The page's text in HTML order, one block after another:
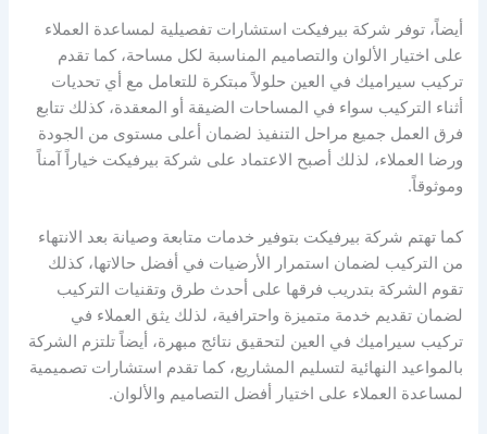
أيضاً، توفر شركة بيرفيكت استشارات تفصيلية لمساعدة العملاء
على اختيار الألوان والتصاميم المناسبة لكل مساحة، كما تقدم
تركيب سيراميك في العين حلولاً مبتكرة للتعامل مع أي تحديات
أثناء التركيب سواء في المساحات الضيقة أو المعقدة، كذلك تتابع
فرق العمل جميع مراحل التنفيذ لضمان أعلى مستوى من الجودة
ورضا العملاء، لذلك أصبح الاعتماد على شركة بيرفيكت خياراً آمناً
وموثوقاً.
كما تهتم شركة بيرفيكت بتوفير خدمات متابعة وصيانة بعد الانتهاء
من التركيب لضمان استمرار الأرضيات في أفضل حالاتها، كذلك
تقوم الشركة بتدريب فرقها على أحدث طرق وتقنيات التركيب
لضمان تقديم خدمة متميزة واحترافية، لذلك يثق العملاء في
تركيب سيراميك في العين لتحقيق نتائج مبهرة، أيضاً تلتزم الشركة
بالمواعيد النهائية لتسليم المشاريع، كما تقدم استشارات تصميمية
لمساعدة العملاء على اختيار أفضل التصاميم والألوان.